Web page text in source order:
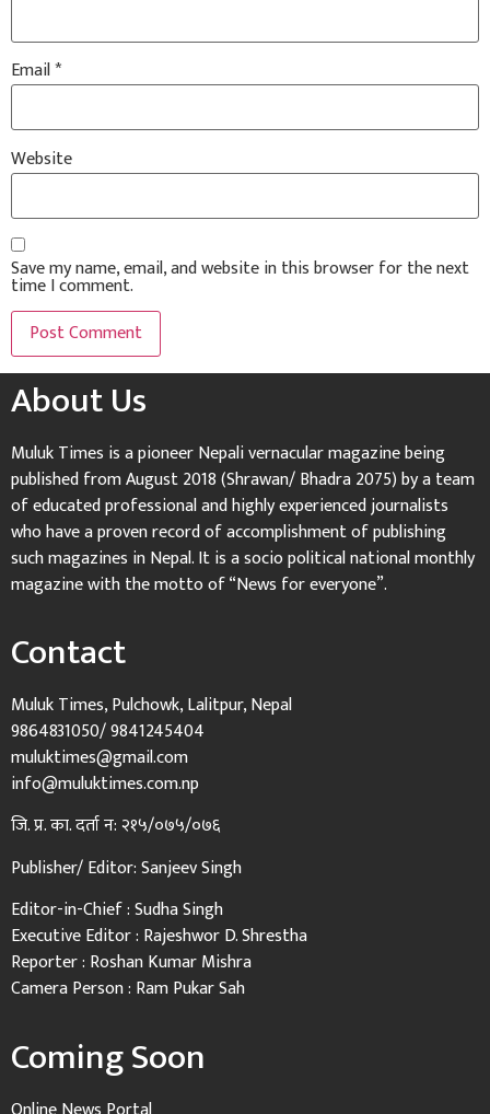
Email*
Website
Save my name, email, and website in this browser for the next
time I comment.
About Us
Muluk Times is a pioneer Nepali vernacular magazine being
published from August 2018 (Shrawan/ Bhadra 2075) by a team
of educated professional and highly experienced journalists
who have a proven record of accomplishment of publishing
such magazines in Nepal. It is a socio political national monthly
magazine with the motto of “News for everyone”.
Contact
Muluk Times, Pulchowk, Lalitpur, Nepal
9864831050/ 9841245404
muluktimes@gmail.com
info@muluktimes.com.np
जि. प्र. का. दर्ता न: २१५/०७५/०७६
Publisher/ Editor: Sanjeev Singh
Editor-in-Chief : Sudha Singh
Executive Editor : Rajeshwor D. Shrestha
Reporter : Roshan Kumar Mishra
Camera Person : Ram Pukar Sah
Coming Soon